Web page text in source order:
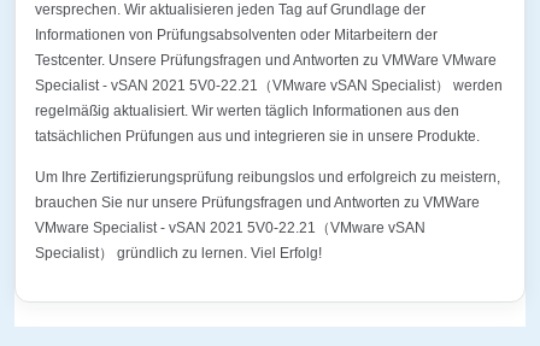
versprechen. Wir aktualisieren jeden Tag auf Grundlage der
Informationen von Prüfungsabsolventen oder Mitarbeitern der
Testcenter. Unsere Prüfungsfragen und Antworten zu VMWare VMware
Specialist - vSAN 2021 5V0-22.21（VMware vSAN Specialist） werden
regelmäßig aktualisiert. Wir werten täglich Informationen aus den
tatsächlichen Prüfungen aus und integrieren sie in unsere Produkte.
Um Ihre Zertifizierungsprüfung reibungslos und erfolgreich zu meistern,
brauchen Sie nur unsere Prüfungsfragen und Antworten zu VMWare
VMware Specialist - vSAN 2021 5V0-22.21（VMware vSAN
Specialist） gründlich zu lernen. Viel Erfolg!